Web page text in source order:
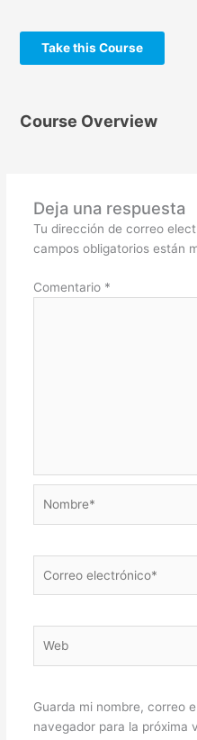
Take this Course
Course Overview
Deja una respuesta
Tu dirección de correo
campos obligatorios están
Comentario *
electrónico*
Guarda mi nombre, correo
navegador para la próxima